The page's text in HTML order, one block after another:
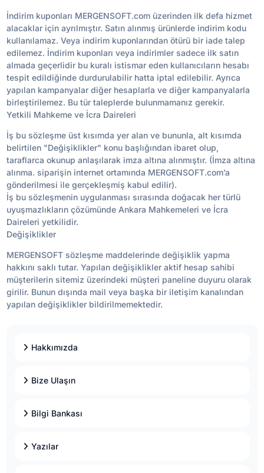
İndirim kuponları MERGENSOFT.com üzerinden ilk defa hizmet
alacaklar için ayrılmıştır. Satın alınmış ürünlerde indirim kodu
kullanılamaz. Veya indirim kuponlarından ötürü bir iade talep
edilemez. İndirim kuponları veya indirimler sadece ilk satın
almada geçerlidir bu kuralı istismar eden kullanıcıların hesabı
tespit edildiğinde durdurulabilir hatta iptal edilebilir. Ayrıca
yapılan kampanyalar diğer hesaplarla ve diğer kampanyalarla
birleştirilemez. Bu tür taleplerde bulunmamanız gerekir.
Yetkili Mahkeme ve İcra Daireleri
İş bu sözleşme üst kısımda yer alan ve bununla, alt kısımda
belirtilen "Değişiklikler" konu başlığından ibaret olup,
taraflarca okunup anlaşılarak imza altına alınmıştır. (İmza altına
alınma. siparişin internet ortamında MERGENSOFT.com’a
gönderilmesi ile gerçekleşmiş kabul edilir).
İş bu sözleşmenin uygulanması sırasında doğacak her türlü
uyuşmazlıkların çözümünde Ankara Mahkemeleri ve İcra
Daireleri yetkilidir.
Değişiklikler
MERGENSOFT sözleşme maddelerinde değişiklik yapma
hakkını saklı tutar. Yapılan değişiklikler aktif hesap sahibi
müşterilerin sitemiz üzerindeki müşteri paneline duyuru olarak
girilir. Bunun dışında mail veya başka bir iletişim kanalından
yapılan değişiklikler bildirilmemektedir.
Hakkımızda
Bize Ulaşın
Bilgi Bankası
Yazılar